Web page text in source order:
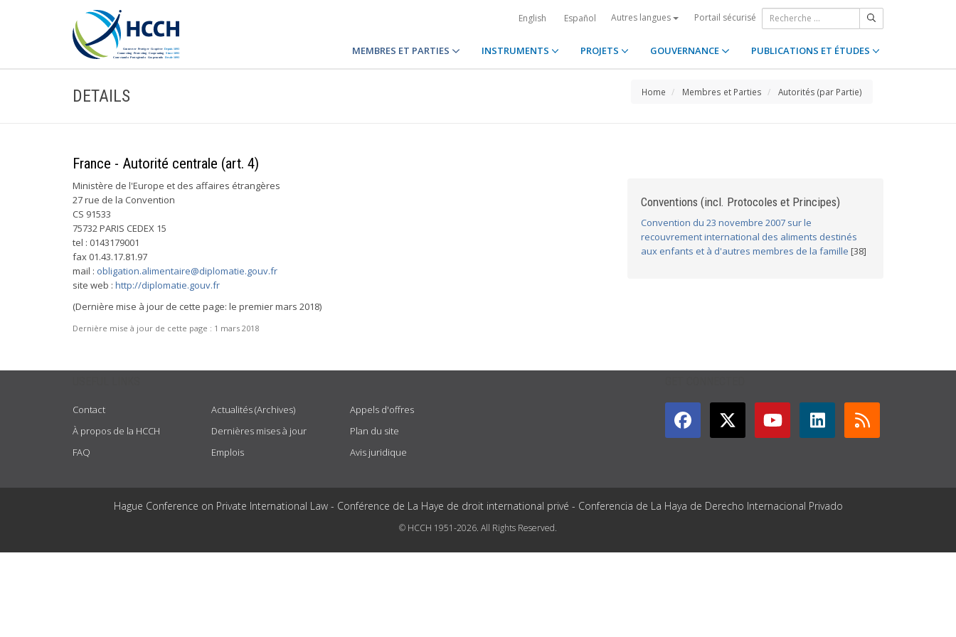
English Español Autres langues Portail sécurisé
MEMBRES ET PARTIES INSTRUMENTS PROJETS GOUVERNANCE PUBLICATIONS ET ÉTUDES
DETAILS Home Membres et Parties Autorités (par Partie)
France - Autorité centrale (art. 4)
Ministère de l'Europe et des affaires étrangères
27 rue de la Convention
CS 91533
75732 PARIS CEDEX 15
tel : 0143179001
fax 01.43.17.81.97
mail : obligation.alimentaire@diplomatie.gouv.fr
site web : http://diplomatie.gouv.fr
(Dernière mise à jour de cette page: le premier mars 2018)
Dernière mise à jour de cette page : 1 mars 2018
Conventions (incl. Protocoles et Principes)
Convention du 23 novembre 2007 sur le
recouvrement international des aliments destinés
aux enfants et à d'autres membres de la famille [38]
Contact
À propos de la HCCH
FAQ
Actualités (Archives)
Dernières mises à jour
Emplois
Appels d'offres
Plan du site
Avis juridique
Hague Conference on Private International Law - Conférence de La Haye de droit international privé - Conferencia de La Haya de Derecho Internacional Privado
© HCCH 1951-2026. All Rights Reserved.